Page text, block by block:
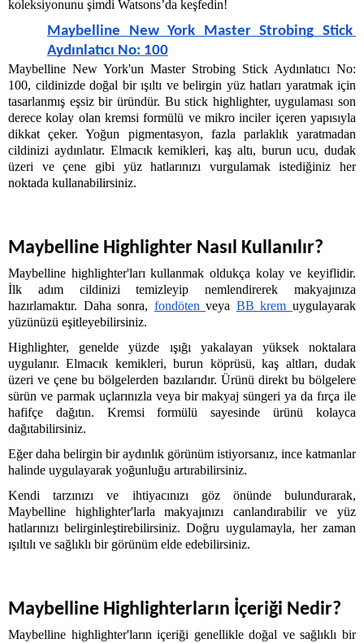
koleksiyonunu şimdi Watsons’da keşfedin!
Maybelline New York Master Strobing Stick
Aydınlatıcı No: 100
Maybelline New York'un Master Strobing Stick Aydınlatıcı No:
100, cildinizde doğal bir ışıltı ve belirgin yüz hatları yaratmak için
tasarlanmış eşsiz bir üründür. Bu stick highlighter, uygulaması son
derece kolay olan kremsi formülü ve mikro inciler içeren yapısıyla
dikkat çeker. Yoğun pigmentasyon, fazla parlaklık yaratmadan
cildinizi aydınlatır. Elmacık kemikleri, kaş altı, burun ucu, dudak
üzeri ve çene gibi yüz hatlarınızı vurgulamak istediğiniz her
noktada kullanabilirsiniz.
Maybelline Highlighter Nasıl Kullanılır?
Maybelline highlighter'ları kullanmak oldukça kolay ve keyiflidir.
İlk adım cildinizi temizleyip nemlendirerek makyajınıza
hazırlamaktır. Daha sonra, fondöten veya BB krem uygulayarak
yüzünüzü eşitleyebilirsiniz.
Highlighter, genelde yüzde ışığı yakalayan yüksek noktalara
uygulanır. Elmacık kemikleri, burun köprüsü, kaş altları, dudak
üzeri ve çene bu bölgelerden bazılarıdır. Ürünü direkt bu bölgelere
sürün ve parmak uçlarınızla veya bir makyaj süngeri ya da fırça ile
hafifçe dağıtın. Kremsi formülü sayesinde ürünü kolayca
dağıtabilirsiniz.
Eğer daha belirgin bir aydınlık görünüm istiyorsanız, ince katmanlar
halinde uygulayarak yoğunluğu artırabilirsiniz.
Kendi tarzınızı ve ihtiyacınızı göz önünde bulundurarak,
Maybelline highlighter'larla makyajınızı canlandırabilir ve yüz
hatlarınızı belirginleştirebilirsiniz. Doğru uygulamayla, her zaman
ışıltılı ve sağlıklı bir görünüm elde edebilirsiniz.
Maybelline Highlighterların İçeriği Nedir?
Maybelline highlighter'ların içeriği genellikle doğal ve sağlıklı bir